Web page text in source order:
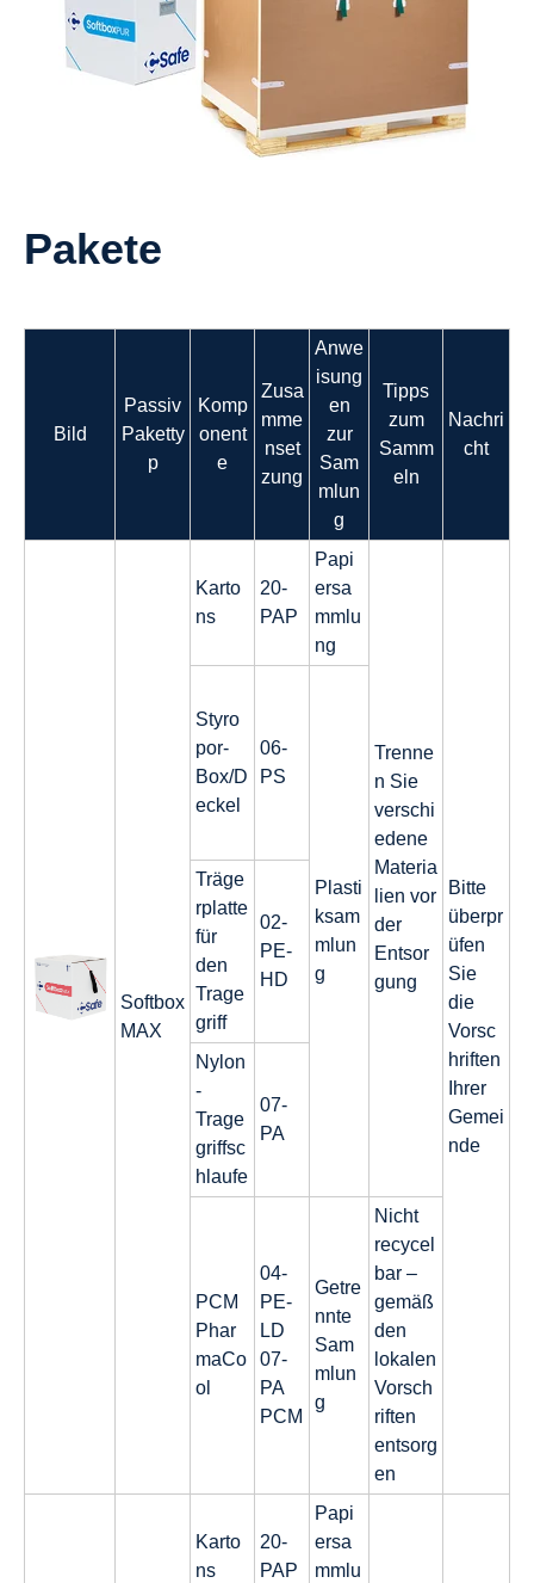
Pakete
Bild
Passiv
Paketty
p
Komp
onent
e
Zusa
mme
nset
zung
Anwe
isung
en
zur
Sam
mlun
g
Tipps
zum
Samm
eln
Nachri
cht
Softbox
MAX
Karto
ns
20-
PAP
Papi
ersa
mmlu
ng
Trenne
n Sie
verschi
edene
Materia
lien vor
der
Entsor
gung
Bitte
überpr
üfen
Sie
die
Vorsc
hriften
Ihrer
Gemei
nde
Styro
por-
Box/D
eckel
06-
PS
Plasti
ksam
mlun
g
Träge
rplatte
für
den
Trage
griff
02-
PE-
HD
Nylon
-
Trage
griffsc
hlaufe
07-
PA
PCM
Phar
maCo
ol
04-
PE-
LD
07-
PA
PCM
Getre
nnte
Sam
mlun
g
Nicht
recycel
bar –
gemäß
den
lokalen
Vorsch
riften
entsorg
en
Karto
ns
20-
PAP
Papi
ersa
mmlu